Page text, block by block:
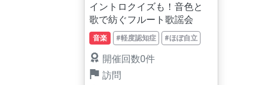
イントロクイズも！音色と
歌で紡ぐフルート歌謡会
音楽 #軽度認知症 #ほぼ自立
開催回数0件
訪問